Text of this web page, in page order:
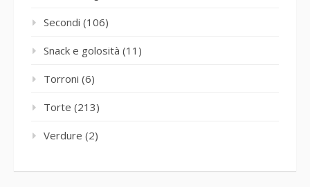
Secondi (106)
Snack e golosità (11)
Torroni (6)
Torte (213)
Verdure (2)